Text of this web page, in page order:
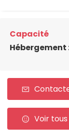
Capacité
Hébergement
Voir tous